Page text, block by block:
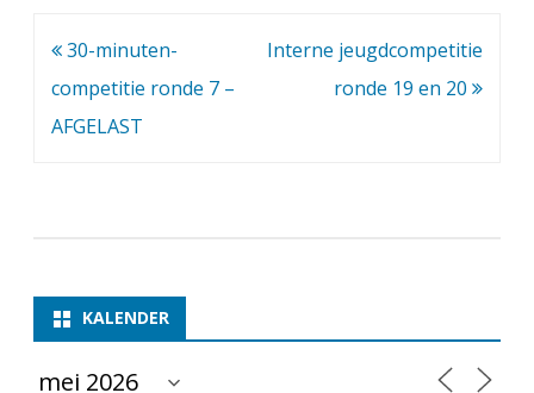
a
i
Bericht
navigatie
30-minuten-
competitie ronde 7 –
AFGELAST
Interne jeugdcompetitie
ronde 19 en 20
KALENDER